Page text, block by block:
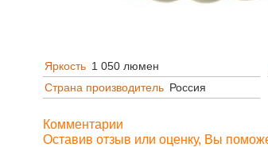
Яркость 1 050 люмен
Страна производитель Россия
Комментарии
Оставив отзыв или оценку, Вы